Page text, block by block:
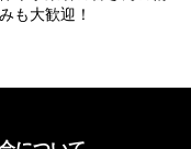
も大歓迎！